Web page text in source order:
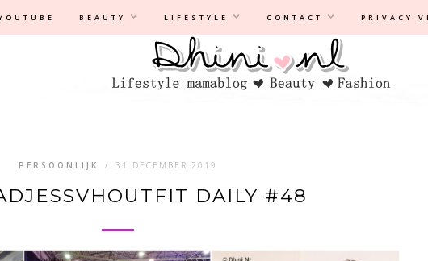
BEAUTY LIFESTYLE CONTACT PRIVACY
Privacyverklaring |Disclaimer
PERSOONLIJK / 31 DECEMBER 2019
DAILY #48